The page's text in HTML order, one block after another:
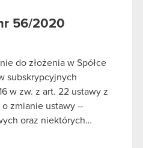
56/2020
do złożenia w Spółce
subskrypcyjnych
w zw. z art. 22 ustawy z
o zmianie ustawy –
oraz niektórych…